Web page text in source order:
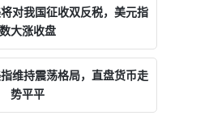
对我国征收双反税，美元指
数大涨收盘
维持震荡格局，直盘货币走
势平平